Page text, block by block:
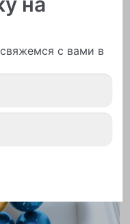
с вами в